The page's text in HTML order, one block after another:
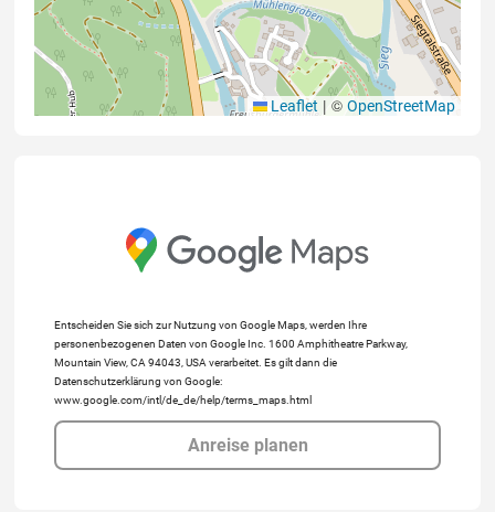
Leaflet | © OpenStreetMap
Entscheiden Sie sich zur Nutzung von Google Maps, werden Ihre
personenbezogenen Daten von Google Inc. 1600 Amphitheatre Parkway,
Mountain View, CA 94043, USA verarbeitet. Es gilt dann die
Datenschutzerklärung von Google:
www.google.com/intl/de_de/help/terms_maps.html
Anreise planen